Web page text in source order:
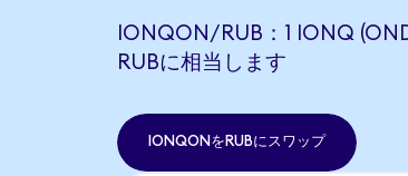
IONQON/RUB：1 IONQ
RUBに相当します
IONQONをRUBにスワップ